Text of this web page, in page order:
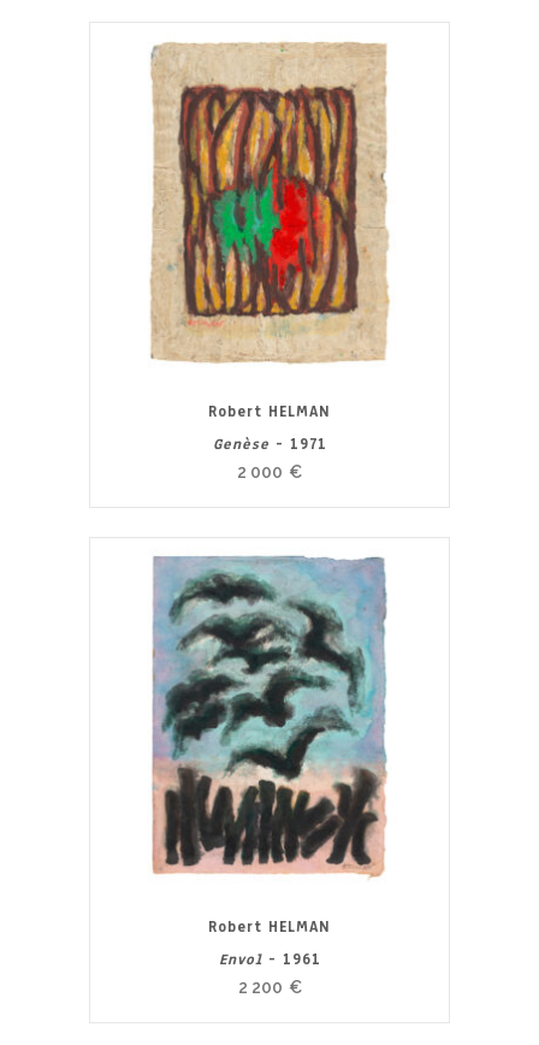
Robert HELMAN
Genèse - 1971
2 000 €
Robert HELMAN
Envol- 1961
2 200 €